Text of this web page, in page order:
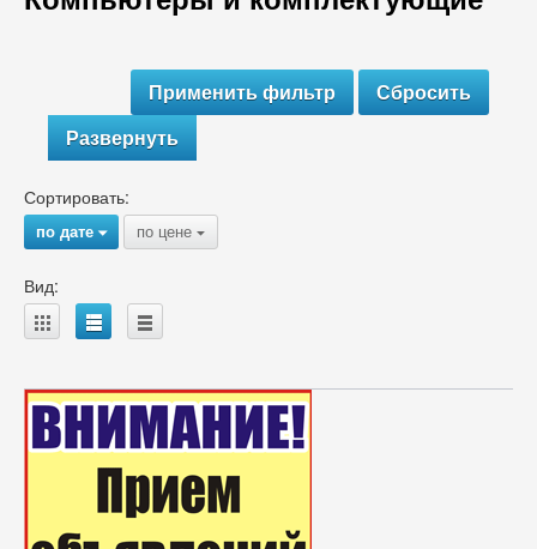
Развернуть
Сортировать:
по дате{ по цене {
Вид:
A B C